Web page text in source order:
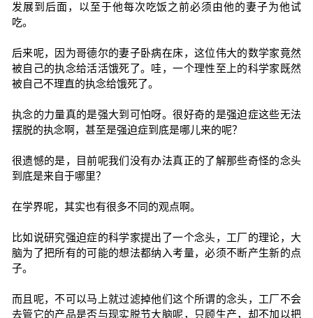
发展到后面，以至于他每次吃饭之前必须由他的妻子为他试
吃。
后来呢，因为哥德尔的妻子卧病在床，这位伟大的数学家竟然
被自己的执念给活活饿死了。哇，一个理性至上的科学家既然
被自己不理直的执念给饿死了。
执念的力量真的是强大到可怕呀。很好奇的是强迫症这些无法
摆脱的执念啊，甚至是强迫症到底是哪儿来的呢？
很遗憾的是，目前呢我们没有办法真正的了解那些奇怪的念头
到底是来自于哪里？
在学界呢，其实也有很多不同的观点啊。
比如说研究强迫症的科学家提出了一个念头，工厂的理论，大
脑为了把所有的可能的想法都纳入考量，必须不断产生新的点
子。
而且呢，不可以马上就过滤掉他们这个所谓的念头，工厂不会
去管它的产品是否与现实脱节大脑呢，只顾生产，却不加以把